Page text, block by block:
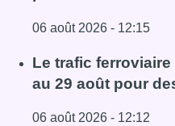
06 août 2026 - 12:15
Lire l'article Éclipse
Le trafic
au 29 août pour
06 août 2026 - 12:12